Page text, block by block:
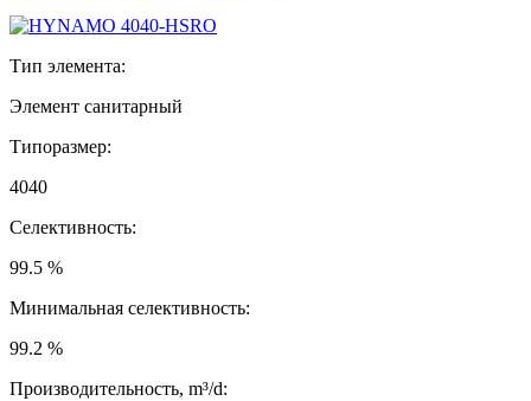
Тип элемента:
Элемент санитарный
Типоразмер:
4040
Селективность:
99.5 %
Минимальная селективность:
99.2 %
Производительность, m³/d: